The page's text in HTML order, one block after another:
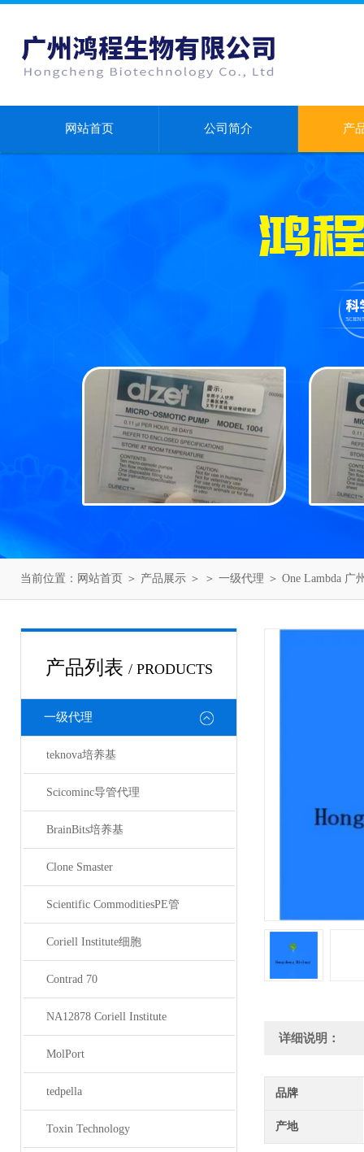
网站首页 公司简介 产
当前位置： 网站首页 ＞ 产品展示 ＞ ＞ 一级代理 ＞ One Lambda 广
产品列表 / PRODUCTS
一级代理
teknova培养基
Scicominc导管代理
BrainBits培养基
Clone Smaster
Scientific CommoditiesPE管
Coriell Institute细胞
Contrad 70
NA12878 Coriell Institute
MolPort
tedpella
Toxin Technology
详细说明：
品牌
产地